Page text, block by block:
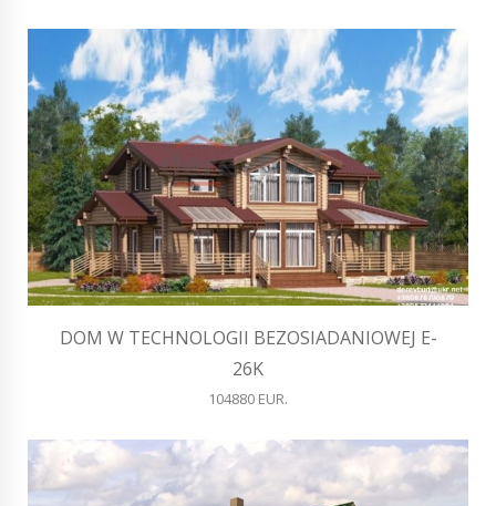
DOM W TECHNOLOGII BEZOSIADANIOWEJ E-
26K
104880 EUR.